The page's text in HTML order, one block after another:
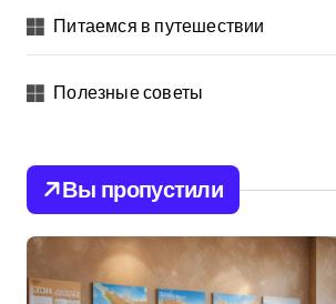
Питаемся в путешествии
Полезные советы
Вы пропустили